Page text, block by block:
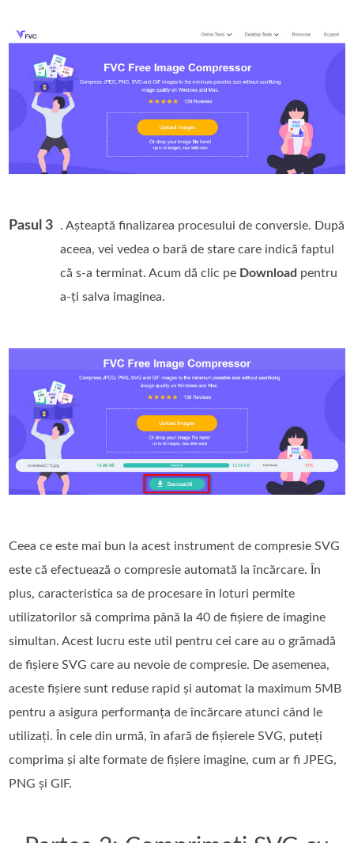
Pasul 3
. Așteaptă finalizarea procesului de conversie. După
aceea, vei vedea o bară de stare care indică faptul
că s-a terminat. Acum dă clic pe Download pentru
a-ți salva imaginea.
Ceea ce este mai bun la acest instrument de compresie SVG
este că efectuează o compresie automată la încărcare. În
plus, caracteristica sa de procesare în loturi permite
utilizatorilor să comprima până la 40 de fișiere de imagine
simultan. Acest lucru este util pentru cei care au o grămadă
de fișiere SVG care au nevoie de compresie. De asemenea,
aceste fișiere sunt reduse rapid și automat la maximum 5MB
pentru a asigura performanța de încărcare atunci când le
utilizați. În cele din urmă, în afară de fișierele SVG, puteți
comprima și alte formate de fișiere imagine, cum ar fi JPEG,
PNG și GIF.